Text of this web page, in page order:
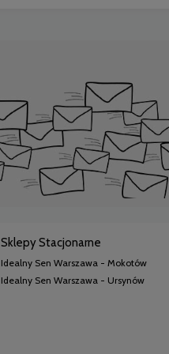
Sklepy Stacjonarne
Idealny Sen Warszawa - Mokotów
Idealny Sen Warszawa - Ursynów